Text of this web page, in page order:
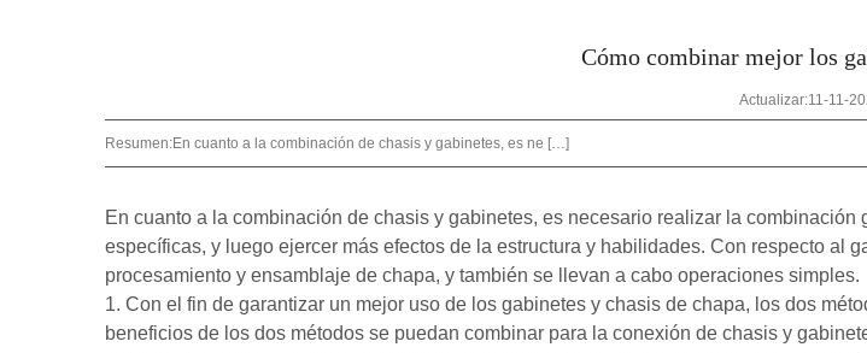
Cómo combinar mejor los
Actualizar:11-11-
Resumen:En cuanto a la combinación de chasis y gabinetes, es ne […]
En cuanto a la combinación de chasis y gabinetes, es necesario realizar la
específicas, y luego ejercer más efectos de la estructura y habilidades. Con respecto al
procesamiento y ensamblaje de chapa, y también se llevan a cabo operaciones simples.
1. Con el fin de garantizar un mejor uso de los gabinetes y chasis de chapa, los dos
beneficios de los dos métodos se puedan combinar para la conexión de chasis y